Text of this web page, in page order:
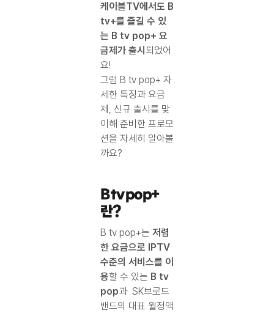
케이블TV에서도 B
tv+를 즐길 수 있
는 B tv pop+ 요
금제가 출시 되었어
요!
그럼 B tv pop+ 자
세한 특징과 요금
제, 신규 출시를 맞
이해 준비한 프로모
션을 자세히 알아볼
까요?
B tv pop+
란?
B tv pop+는 저렴
한 요금으로 IPTV
수준의 서비스를 이
용할 수 있는 B tv
pop과 SK브로드
밴드의 대표 월정액